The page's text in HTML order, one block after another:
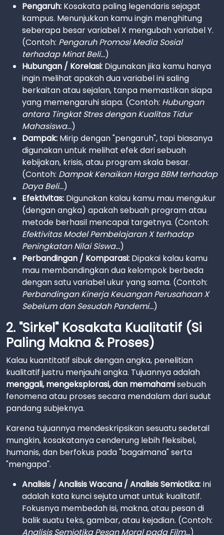
Pengaruh: Kosakata paling legendaris sejagat
kampus. Menunjukkan kamu ingin menghitung
seberapa besar variabel X mengubah variabel Y.
(Contoh: Pengaruh Promosi Media Sosial
terhadap Minat Beli...)
Hubungan / Korelasi: Digunakan jika kamu hanya
ingin melihat apakah dua variabel ini saling
berkaitan atau sejalan, tanpa memastikan siapa
yang memengaruhi siapa. (Contoh: Hubungan
antara Tingkat Stres dengan Kualitas Tidur
Mahasiswa...)
Dampak: Mirip dengan "pengaruh", tapi biasanya
digunakan untuk melihat efek dari sebuah
kebijakan, krisis, atau program skala besar.
(Contoh: Dampak Kenaikan Harga BBM terhadap
Daya Beli...)
Efektivitas: Digunakan kalau kamu mau mengukur
(dengan angka) apakah sebuah program atau
metode berhasil mencapai targetnya. (Contoh:
Efektivitas Model Pembelajaran X terhadap
Peningkatan Nilai Siswa...)
Perbandingan / Komparasi: Dipakai kalau kamu
mau membandingkan dua kelompok berbeda
dengan satu variabel ukur yang sama. (Contoh:
Perbandingan Kinerja Keuangan Perusahaan X
Sebelum dan Sesudah Pandemi...)
2. "Sirkel" Kosakata Kualitatif (Si
Paling Makna & Proses)
Kalau kuantitatif sibuk dengan angka, penelitian
kualitatif justru menjauhi angka. Tujuannya adalah
menggali, mengeksplorasi, dan memahamisebuah
fenomena atau proses secara mendalam dari sudut
pandang subjeknya.
Karena tujuannya mendeskripsikan sesuatu sedetail
mungkin, kosakatanya cenderung lebih fleksibel,
humanis, dan berfokus pada "bagaimana" serta
"mengapa".
Analisis / Analisis Wacana / Analisis Semiotika: Ini
adalah kata kunci sejuta umat untuk kualitatif.
Fokusnya membedah isi, makna, atau pesan di
balik suatu teks, gambar, atau kejadian. (Contoh:
Analisis Semiotika Pesan Moral pada Film...)